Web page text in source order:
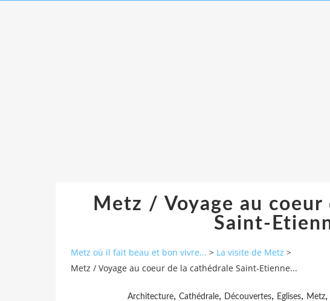
Metz / Voyage au
Saint-
Metz où il fait beau et bon vivre... > La visite de Metz >
Metz / Voyage au coeur de la cathédrale Saint-Etienne...
Architecture, Cathédrale, Découvertes, Eglises, Metz,